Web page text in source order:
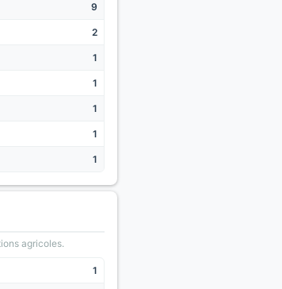
9
2
1
1
1
1
1
agricoles.
1